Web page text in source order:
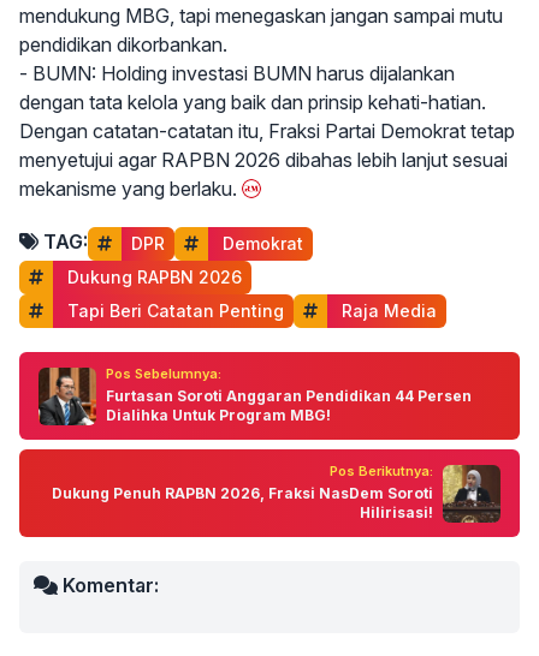
mendukung MBG, tapi menegaskan jangan sampai mutu
pendidikan dikorbankan.
- BUMN: Holding investasi BUMN harus dijalankan
dengan tata kelola yang baik dan prinsip kehati-hatian.
Dengan catatan-catatan itu, Fraksi Partai Demokrat tetap
menyetujui agar RAPBN 2026 dibahas lebih lanjut sesuai
mekanisme yang berlaku.
TAG: DPR
Demokrat
Dukung RAPBN 2026
Tapi Beri Catatan Penting
Raja Media
Pos Sebelumnya:
Furtasan Soroti Anggaran Pendidikan 44 Persen
Dialihka Untuk Program MBG!
Pos Berikutnya:
Dukung Penuh RAPBN 2026, Fraksi NasDem Soroti
Hilirisasi!
Komentar: